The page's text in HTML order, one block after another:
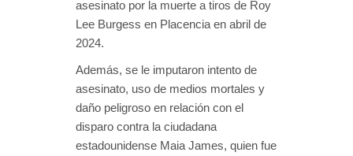
asesinato por la muerte a tiros de Roy
Lee Burgess en Placencia en abril de
2024.
Además, se le imputaron intento de
asesinato, uso de medios mortales y
daño peligroso en relación con el
disparo contra la ciudadana
estadounidense Maia James, quien fue